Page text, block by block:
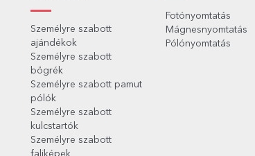
Személyre szabott
ajándékok
Személyre szabott
bögrék
Személyre szabott pamut
pólók
Személyre szabott
kulcstartók
Személyre szabott
Fotónyomtatás
Mágnesnyomtatás
Pólónyomtatás